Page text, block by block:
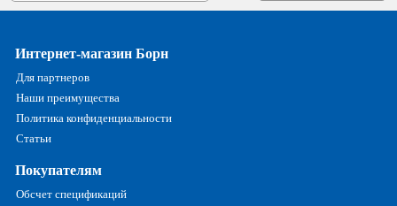
Интернет-магазин Борн
Для партнеров
Наши преимущества
Политика конфиденциальности
Статьи
Покупателям
Обсчет спецификаций